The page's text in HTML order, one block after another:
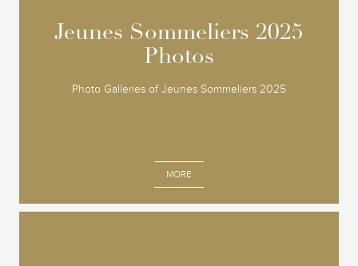
Jeunes Sommeliers 2025
Photos
Photo Galleries of Jeunes Sommeliers 2025
MORE
Jeunes Sommeliers 2025
Photos